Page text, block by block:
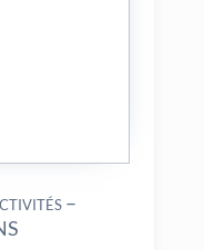
–